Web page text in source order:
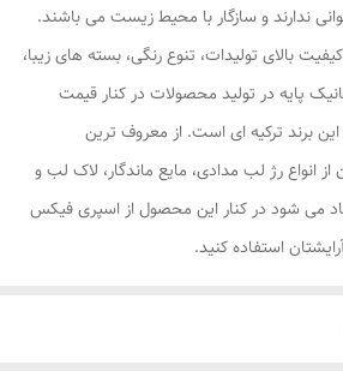
ندارند و سازگار با محیط زیست می باشند.
بالای تولیدات، تنوع رنگی، بسته های زیبا،
پایه در تولید محصولات در کنار قیمت
برند ترکیه ای است. از معروف ترین
انواع رژ لب مدادی، مایع ماندگار، لاک لب و
می شود در کنار این محصول از اسپری فیکس
استفاده کنید.